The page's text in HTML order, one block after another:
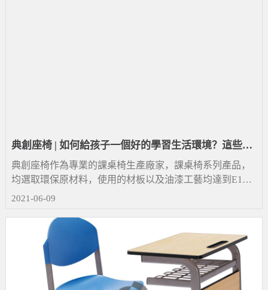
典創座椅 | 如何給孩子一個好的學習生活環境？這些細
節不可馬虎！
典創座椅作為專業的課桌椅生產廠家，課桌椅系列產品，
均選取環保原材料，使用的材板以及油漆工藝均達到E1環
保標準，符合國家安全標準。通過設計師精湛嚴苛的工
2021-06-09